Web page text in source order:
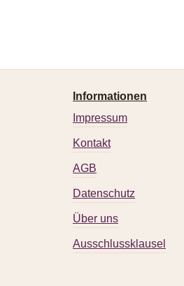
Informationen
Impressum
Kontakt
AGB
Datenschutz
Über uns
Ausschlussklausel